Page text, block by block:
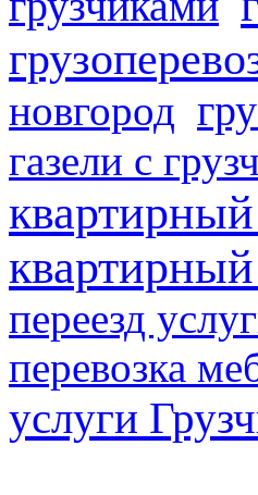
новгород
газели с
переезд
перевозка
услуги